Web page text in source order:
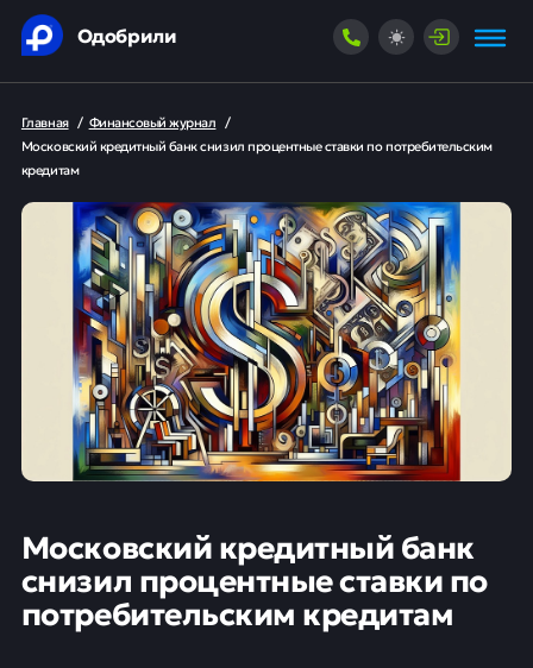
Одобрили
Главная / Финансовый журнал /
Московский кредитный банк снизил процентные ставки по потребительским
кредитам
Московский кредитный банк
снизил процентные ставки по
потребительским кредитам